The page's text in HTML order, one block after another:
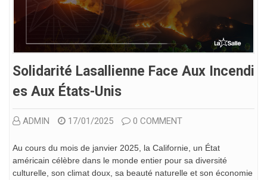
Solidarité Lasallienne Face Aux Incendi
Es Aux États-Unis
ADMIN 17/01/2025 0 COMMENT
Au cours du mois de janvier 2025, la Californie, un État
américain célèbre dans le monde entier pour sa diversité
culturelle, son climat doux, sa beauté naturelle et son économie